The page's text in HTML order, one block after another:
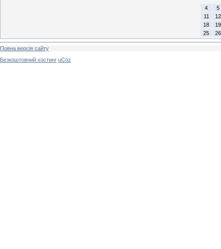
4
5
11
12
18
19
25
26
Повна версія сайту
Безкоштовний хостинг uCoz